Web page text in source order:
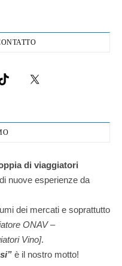
di viaggiatori
nuove esperienze da
dei mercati e soprattutto
ONAV –
Vino].
è il nostro motto!